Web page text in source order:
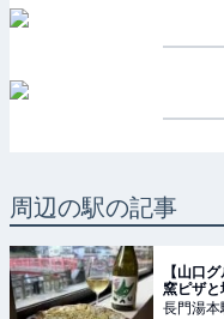
周辺の駅の記事
【山口
窯ピザと
長門湯本